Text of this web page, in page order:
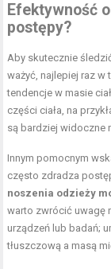
Efektywność
postępy?
Aby skutecznie
ważyć, najlepiej raz
tendencje w masie
części ciała, na
są bardziej widoczne
Innym pomocnym
często zdradza
noszenia odzieży
warto zwrócić uwagę
urządzeń lub badań;
tłuszczową a masą